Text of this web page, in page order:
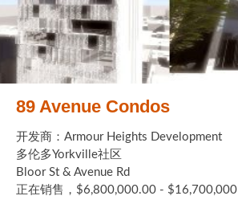
89 Avenue Condos
开发商：Armour Heights Development
多伦多Yorkville社区
Bloor St & Avenue Rd
正在销售，$6,800,000.00 - $16,700,000